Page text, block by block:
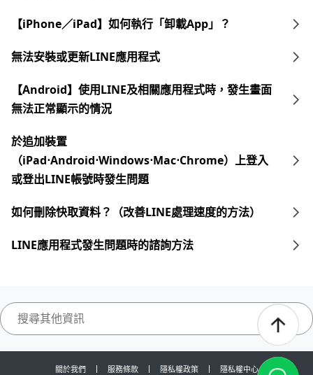
【iPhone／iPad】如何執行「卸載App」？
無法安裝或更新LINE應用程式
【Android】使用LINE及相關應用程式時，發生畫面
無法正常顯示的情況
於追加裝置
（iPad⋅Android⋅Windows⋅Mac⋅Chrome）上登入
或登出LINE帳號時發生問題
如何刪除快取資料？（改善LINE處理速度的方法）
LINE應用程式發生問題時的諮詢方法
關於我們 服務條款 隱私權政策 隱私權中心